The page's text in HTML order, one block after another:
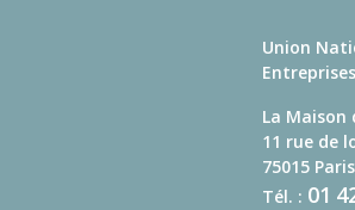
Union
La Maison
11 rue de
75015 Paris
Tél. : 01